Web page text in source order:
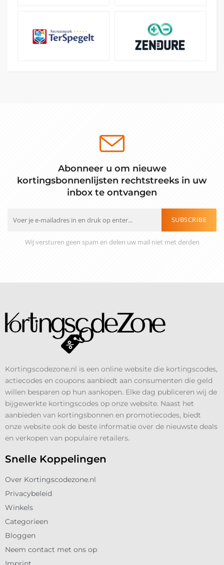
Abonneer u om nieuwe
kortingsbonnenlijsten rechtstreeks in uw
inbox te ontvangen
SUBSCRIBE
Wij versturen geen spam en delen uw mail niet met derden
Kortingscodezone.nl is een online website die kortingscodes,
actiecodes en coupons aanbiedt aan consumenten die geld
willen besparen op hun aankopen. Elke dag publiceren wij de
bijgewerkte kortingscodes op onze website. Naast het
aanbieden van kortingsbonnen en promotiecodes, biedt
onze website ook de beste informatie over de nieuwste deals
en verkopen van populaire retailers.
Snelle Koppelingen
Over Kortingscodezone.nl
Privacybeleid
Winkels
Categorieen
Bloggen
Neem contact met ons op